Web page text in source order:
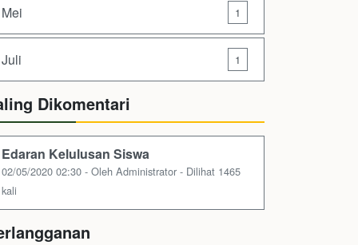
Mei 1
Juli 1
Dikomentari
Edaran Kelulusan Siswa
02/05/2020 02:30 - Oleh Administrator - Dilihat 1465
kali